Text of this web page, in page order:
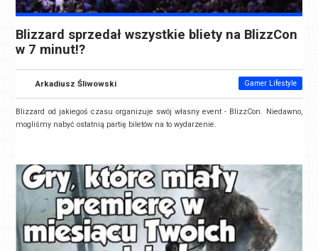
Blizzard sprzedał wszystkie bliety na BlizzCon
w 7 minut!?
Arkadiusz Śliwowski Gamer Lifestyle
Blizzard od jakiegoś czasu organizuje swój własny event - BlizzCon. Niedawno,
mogliśmy nabyć ostatnią partię biletów na to wydarzenie.